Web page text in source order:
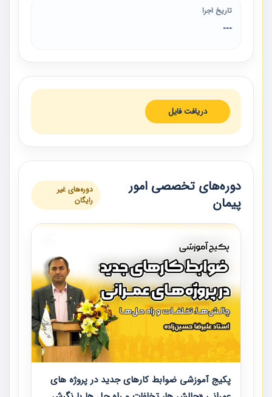
تاریخ اجرا
---
دریافت فایل
دوره‌های تخصصی امور
پیمان
دوره‌های غیر
رایگان
پکیج آموزشی ضوابط کارهای جدید در پروژه های